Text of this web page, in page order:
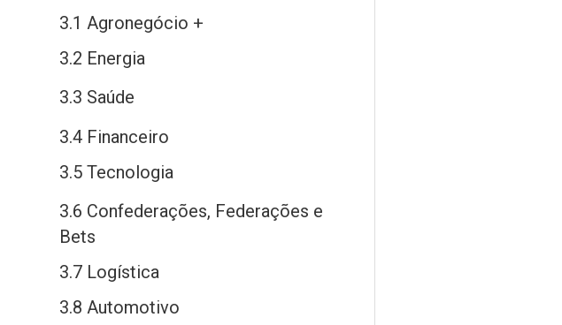
3.1 Agronegócio +
3.2 Energia
3.3 Saúde
3.4 Financeiro
3.5 Tecnologia
3.6 Confederações, Federações e
Bets
3.7 Logística
3.8 Automotivo